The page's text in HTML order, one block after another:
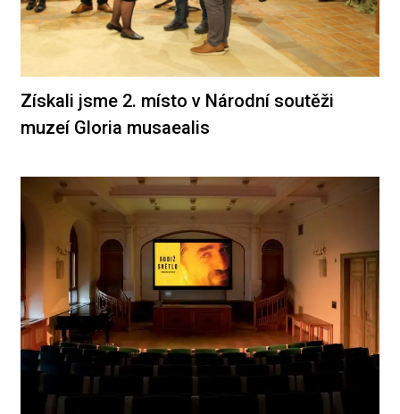
Získali jsme 2. místo v Národní soutěži
muzeí Gloria musaealis